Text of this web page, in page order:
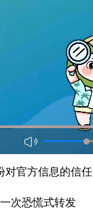
对官方信息的信任
次恐慌式转发